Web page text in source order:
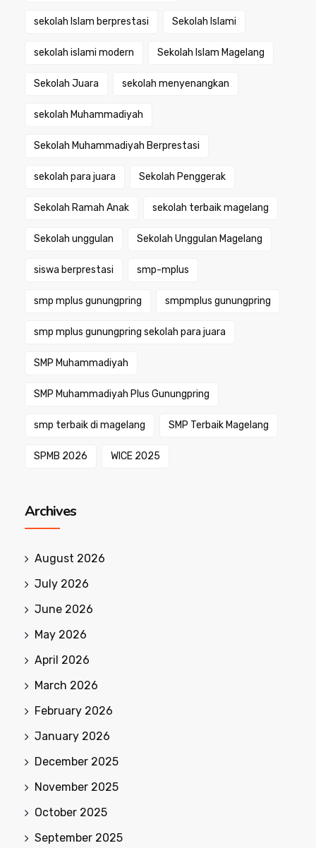
sekolah Islam berprestasi Sekolah Islami
sekolah islami modern Sekolah Islam Magelang
Sekolah Juara sekolah menyenangkan
sekolah Muhammadiyah
Sekolah Muhammadiyah Berprestasi
sekolah para juara Sekolah Penggerak
Sekolah Ramah Anak sekolah terbaik magelang
Sekolah unggulan Sekolah Unggulan Magelang
siswa berprestasi smp-mplus
smp mplus gunungpring smpmplus gunungpring
smp mplus gunungpring sekolah para juara
SMP Muhammadiyah
SMP Muhammadiyah Plus Gunungpring
smp terbaik di magelang SMP Terbaik Magelang
SPMB 2026 WICE 2025
Archives
August 2026
July 2026
June 2026
May 2026
April 2026
March 2026
February 2026
January 2026
December 2025
November 2025
October 2025
September 2025